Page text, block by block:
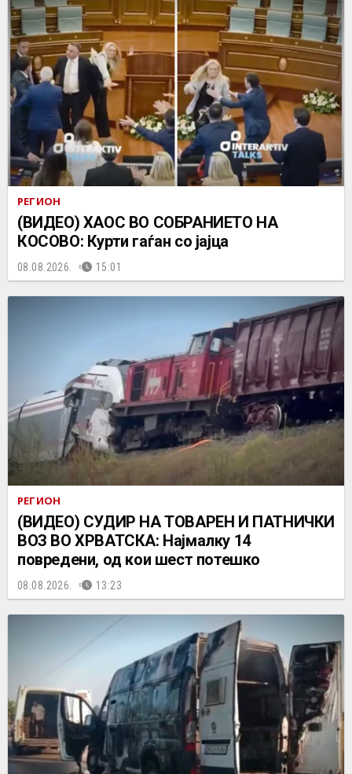
РЕГИОН
(ВИДЕО) ХАОС ВО СОБРАНИЕТО НА
КОСОВО: Курти гаѓан со јајца
08.08.2026. 15:01
РЕГИОН
(ВИДЕО) СУДИР НА ТОВАРЕН И ПАТНИЧКИ
ВОЗ ВО ХРВАТСКА: Најмалку 14
повредени, од кои шест потешко
08.08.2026. 13:23